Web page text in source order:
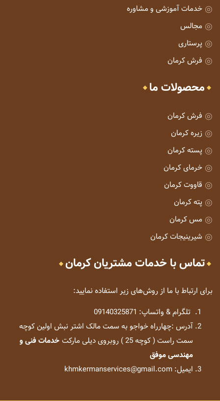
خدمات آموزشی و مشاوره
مجالس
پرستاری
فرش کرمان
محصولات ما
فرش کرمان
زیره کرمان
پسته کرمان
خرمای کرمان
قاووت کرمان
پته کرمان
مس کرمان
شیرینیجات کرمان
تماس با خدمات مشتریان کرمان
برای ارتباط با ما از روش‌های زیر استفاده نمایید:
تلگرام & واتساپ: 09140325871
آدرس :چهارراه خواجو به سمت مالک اشتر نبش اولین کوچه
سمت راست ( کوچه 25 ) روبروی دیلی مارکت
خدمات فنی و
مهندسی موفق
ایمیل: khmkermanservices@gmail.com